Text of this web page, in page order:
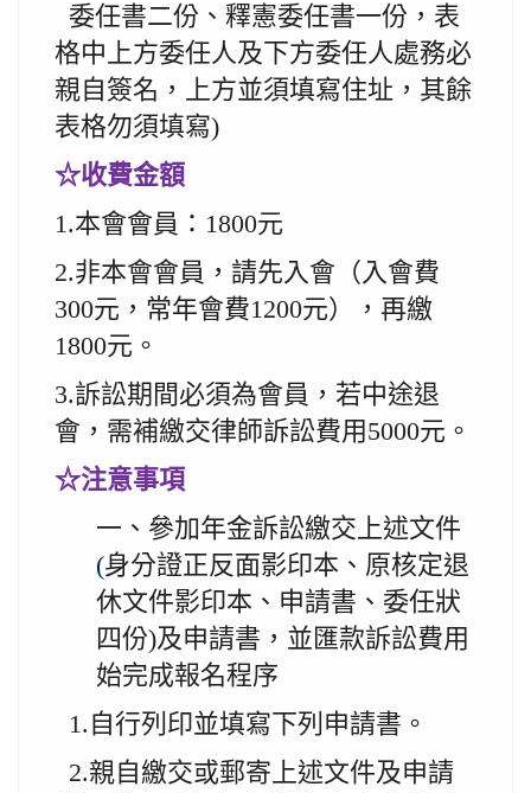
委任書二份、釋憲委任書一份，表
格中上方委任人及下方委任人處務必
親自簽名，上方並須填寫住址，其餘
表格勿須填寫)
☆收費金額
1.本會會員：1800元
2.非本會會員，請先入會（入會費
300元，常年會費1200元），再繳
1800元。
3.訴訟期間必須為會員，若中途退
會，需補繳交律師訴訟費用5000元。
☆注意事項
一、參加年金訴訟繳交上述文件
(身分證正反面影印本、原核定退
休文件影印本、申請書、委任狀
四份)及申請書，並匯款訴訟費用
始完成報名程序
1. 自行列印並填寫下列申請書。
2.親自繳交或郵寄上述文件及申請